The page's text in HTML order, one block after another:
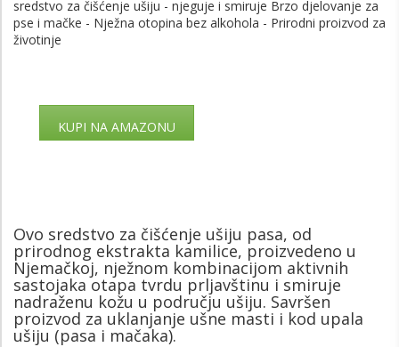
KUPI NA AMAZONU
Ovo sredstvo za čišćenje ušiju pasa, od
prirodnog ekstrakta kamilice, proizvedeno u
Njemačkoj, nježnom kombinacijom aktivnih
sastojaka otapa tvrdu prljavštinu i smiruje
nadraženu kožu u području ušiju. Savršen
proizvod za uklanjanje ušne masti i kod upala
ušiju (pasa i mačaka).